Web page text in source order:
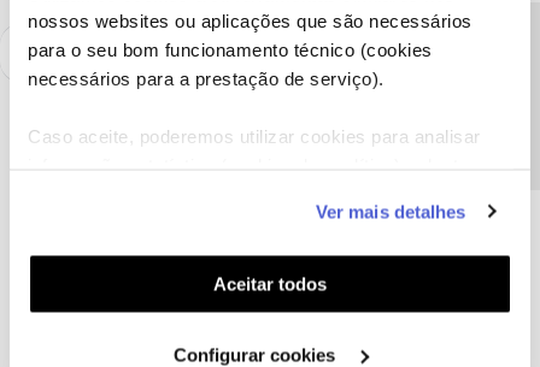
nossos websites ou aplicações que são necessários
para o seu bom funcionamento técnico (cookies
necessários para a prestação de serviço).
Caso aceite, poderemos utilizar cookies para analisar
funcionalidades (cookies de personalização e
funcionalidade) e adaptar anúncios aos seus interesses
(cookies de publicidade personalizada). Pode gerir a
utilização dos cookies clicando em "Configurar
Ver mais detalhes
Aceitar todos
Configurar cookies